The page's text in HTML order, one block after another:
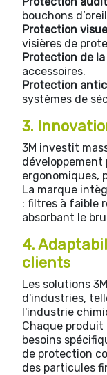
bouchons
Protection
visières de
Protection de
accessoires.
Protection
systèmes de
3.
3M investit
ergonomiques,
La marque
: filtres à faible
absorbant le
4.
clients
Les solutions
d'industries,
l'industrie
Chaque produit
besoins
de protection
des particules